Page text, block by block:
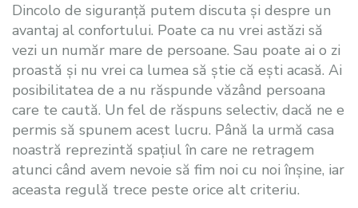
Dincolo de siguranță putem discuta și despre un
avantaj al confortului. Poate ca nu vrei astăzi să
vezi un număr mare de persoane. Sau poate ai o zi
proastă și nu vrei ca lumea să știe că ești acasă. Ai
posibilitatea de a nu răspunde văzând persoana
care te caută. Un fel de răspuns selectiv, dacă ne e
permis să spunem acest lucru. Până la urmă casa
noastră reprezintă spațiul în care ne retragem
atunci când avem nevoie să fim noi cu noi înșine, iar
aceasta regulă trece peste orice alt criteriu.